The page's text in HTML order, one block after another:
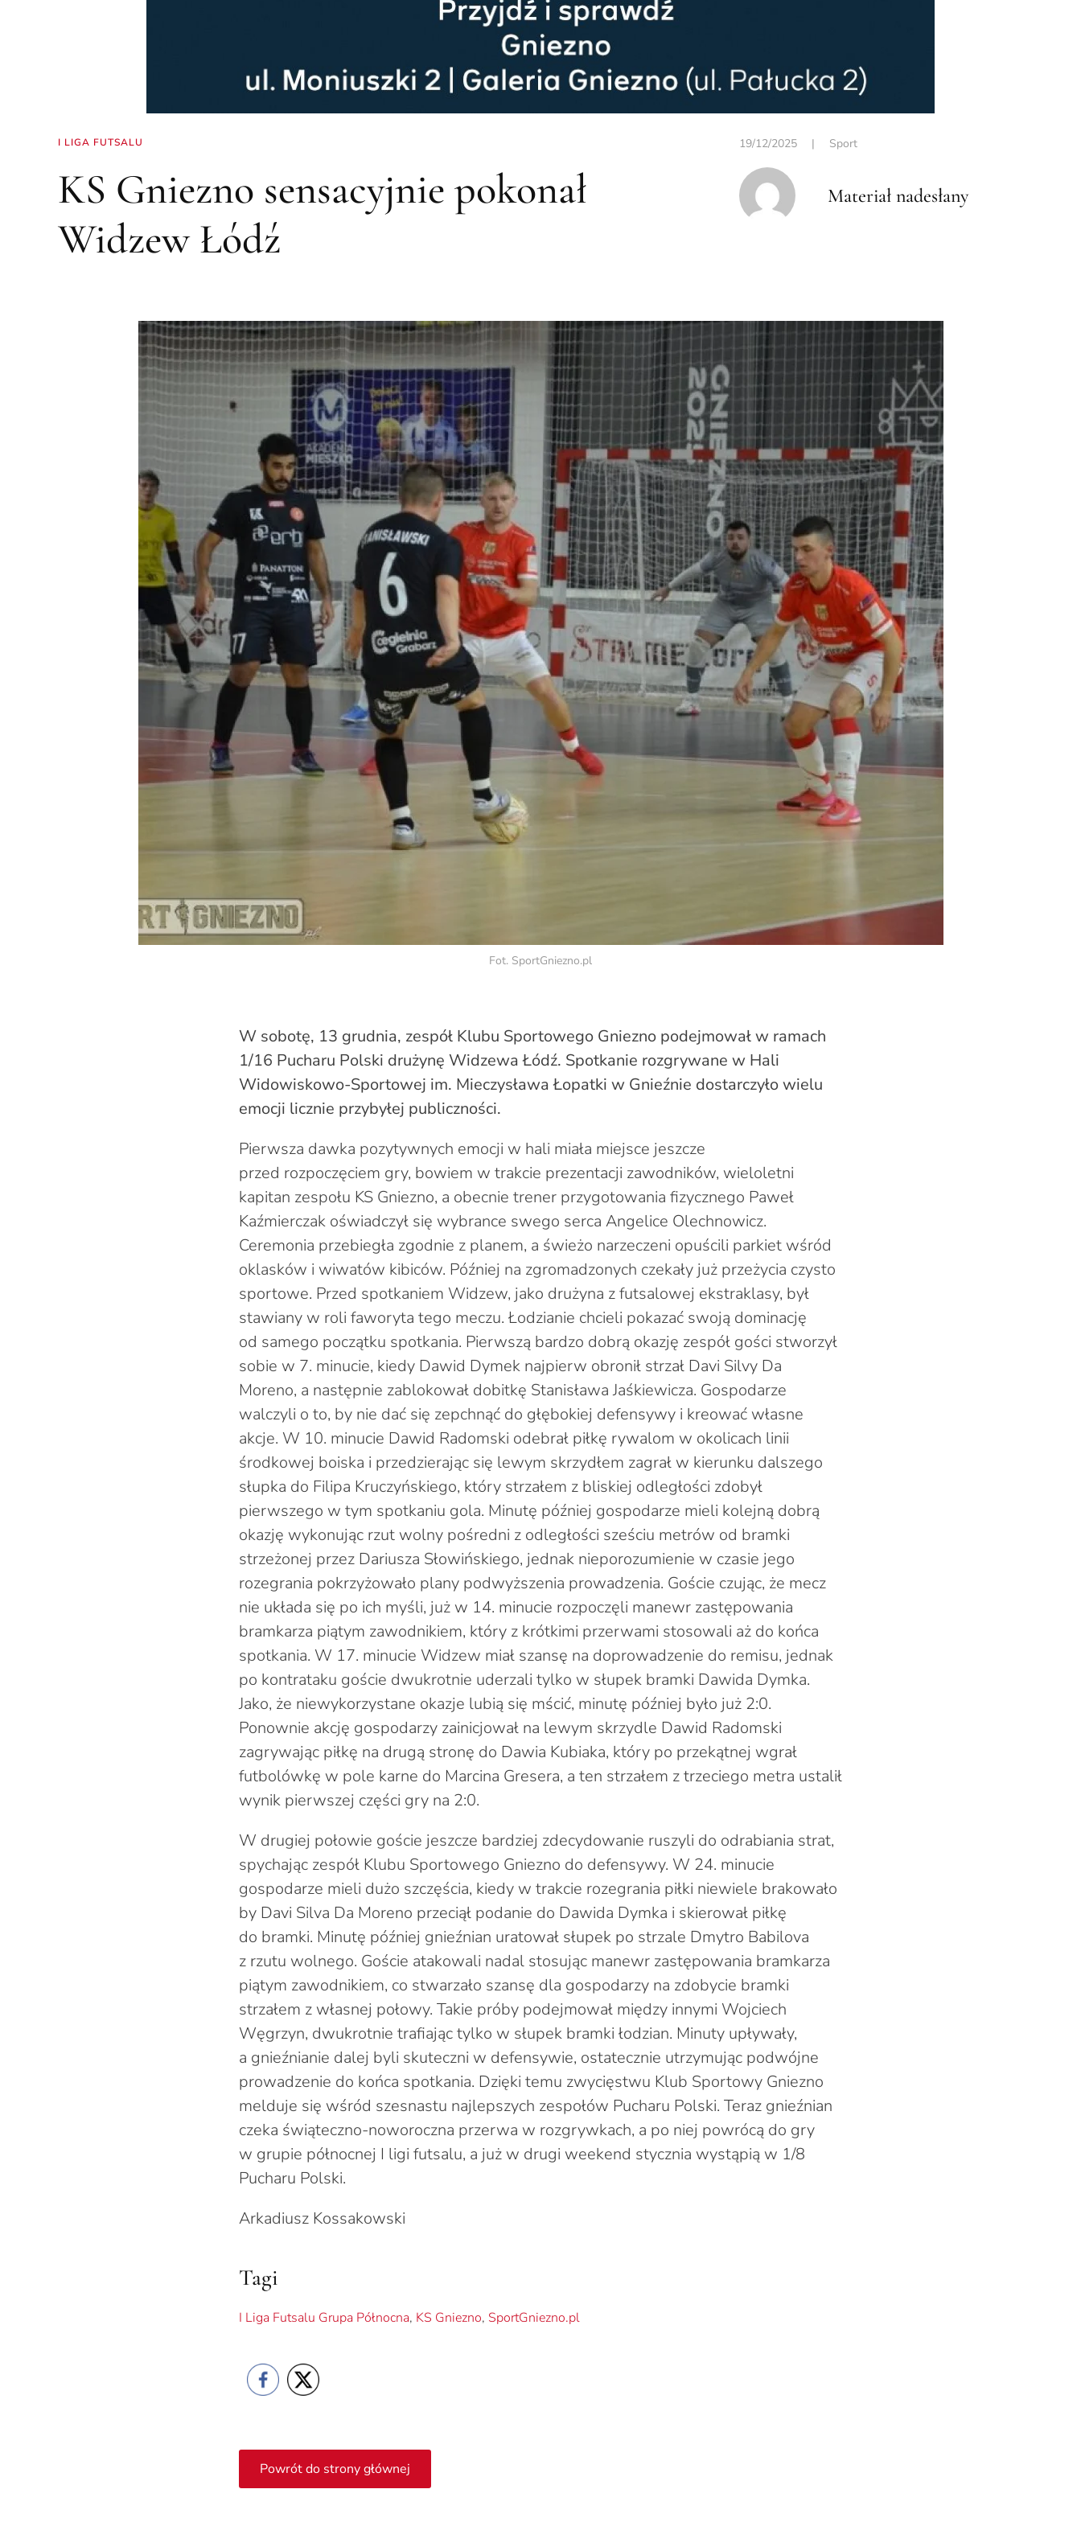
I LIGA FUTSALU
KS Gniezno sensacyjnie pokonał
Widzew Łódź
19/12/2025| Sport
Materiał nadesłany
Fot. SportGniezno.pl
W sobotę, 13 grudnia, zespół Klubu Sportowego Gniezno podejmował w ramach
1/16 Pucharu Polski drużynę Widzewa Łódź. Spotkanie rozgrywane w Hali
Widowiskowo-Sportowej im. Mieczysława Łopatki w Gnieźnie dostarczyło wielu
emocji licznie przybyłej publiczności.
Pierwsza dawka pozytywnych emocji w hali miała miejsce jeszcze
przed rozpoczęciem gry, bowiem w trakcie prezentacji zawodników, wieloletni
kapitan zespołu KS Gniezno, a obecnie trener przygotowania fizycznego Paweł
Kaźmierczak oświadczył się wybrance swego serca Angelice Olechnowicz.
Ceremonia przebiegła zgodnie z planem, a świeżo narzeczeni opuścili parkiet wśród
oklasków i wiwatów kibiców. Później na zgromadzonych czekały już przeżycia czysto
sportowe. Przed spotkaniem Widzew, jako drużyna z futsalowej ekstraklasy, był
stawiany w roli faworyta tego meczu. Łodzianie chcieli pokazać swoją dominację
od samego początku spotkania. Pierwszą bardzo dobrą okazję zespół gości stworzył
sobie w 7. minucie, kiedy Dawid Dymek najpierw obronił strzał Davi Silvy Da
Moreno, a następnie zablokował dobitkę Stanisława Jaśkiewicza. Gospodarze
walczyli o to, by nie dać się zepchnąć do głębokiej defensywy i kreować własne
akcje. W 10. minucie Dawid Radomski odebrał piłkę rywalom w okolicach linii
środkowej boiska i przedzierając się lewym skrzydłem zagrał w kierunku dalszego
słupka do Filipa Kruczyńskiego, który strzałem z bliskiej odległości zdobył
pierwszego w tym spotkaniu gola. Minutę później gospodarze mieli kolejną dobrą
okazję wykonując rzut wolny pośredni z odległości sześciu metrów od bramki
strzeżonej przez Dariusza Słowińskiego, jednak nieporozumienie w czasie jego
rozegrania pokrzyżowało plany podwyższenia prowadzenia. Goście czując, że mecz
nie układa się po ich myśli, już w 14. minucie rozpoczęli manewr zastępowania
bramkarza piątym zawodnikiem, który z krótkimi przerwami stosowali aż do końca
spotkania. W 17. minucie Widzew miał szansę na doprowadzenie do remisu, jednak
po kontrataku goście dwukrotnie uderzali tylko w słupek bramki Dawida Dymka.
Jako, że niewykorzystane okazje lubią się mścić, minutę później było już 2:0.
Ponownie akcję gospodarzy zainicjował na lewym skrzydle Dawid Radomski
zagrywając piłkę na drugą stronę do Dawia Kubiaka, który po przekątnej wgrał
futbolówkę w pole karne do Marcina Gresera, a ten strzałem z trzeciego metra ustalił
wynik pierwszej części gry na 2:0.
W drugiej połowie goście jeszcze bardziej zdecydowanie ruszyli do odrabiania strat,
spychając zespół Klubu Sportowego Gniezno do defensywy. W 24. minucie
gospodarze mieli dużo szczęścia, kiedy w trakcie rozegrania piłki niewiele brakowało
by Davi Silva Da Moreno przeciął podanie do Dawida Dymka i skierował piłkę
do bramki. Minutę później gnieźnian uratował słupek po strzale Dmytro Babilova
z rzutu wolnego. Goście atakowali nadal stosując manewr zastępowania bramkarza
piątym zawodnikiem, co stwarzało szansę dla gospodarzy na zdobycie bramki
strzałem z własnej połowy. Takie próby podejmował między innymi Wojciech
Węgrzyn, dwukrotnie trafiając tylko w słupek bramki łodzian. Minuty upływały,
a gnieźnianie dalej byli skuteczni w defensywie, ostatecznie utrzymując podwójne
prowadzenie do końca spotkania. Dzięki temu zwycięstwu Klub Sportowy Gniezno
melduje się wśród szesnastu najlepszych zespołów Pucharu Polski. Teraz gnieźnian
czeka świąteczno-noworoczna przerwa w rozgrywkach, a po niej powrócą do gry
w grupie północnej I ligi futsalu, a już w drugi weekend stycznia wystąpią w 1/8
Pucharu Polski.
Arkadiusz Kossakowski
Tagi
I Liga Futsalu Grupa Północna, KS Gniezno, SportGniezno.pl
Powrót do strony głównej